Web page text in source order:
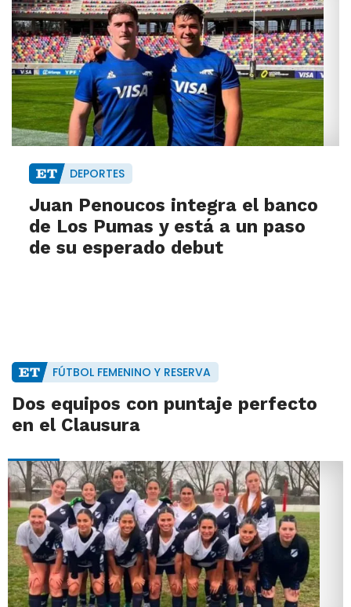
DEPORTES
Juan Penoucos integra el banco
de Los Pumas y está a un paso
de su esperado debut
FÚTBOL FEMENINO Y RESERVA
Dos equipos con puntaje perfecto
en el Clausura